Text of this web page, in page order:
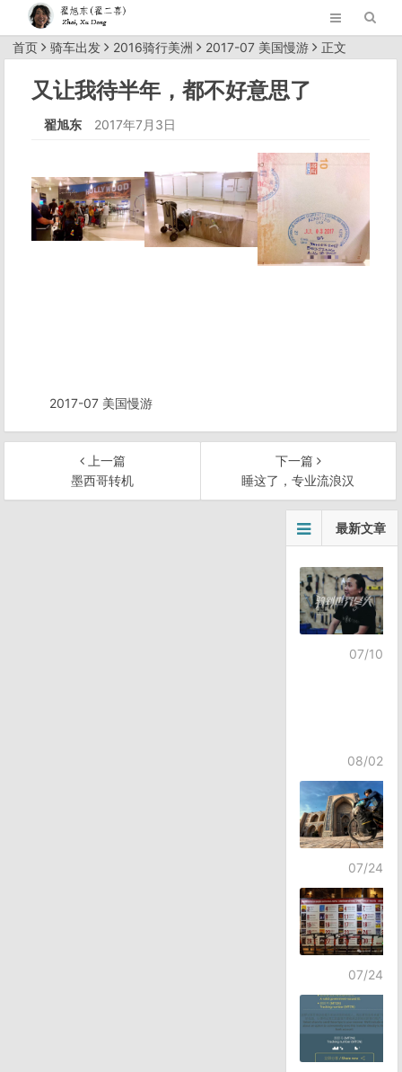
首页 骑车出发 2016骑行美洲 2017-07 美国慢游 正文
又让我待半年，都不好意思了
翟旭东 2017年7月3日
2017-07 美国慢游
上一篇
墨西哥转机
下一篇
睡这了，专业流浪汉
最新文章
07/10
08/02
07/24
07/24